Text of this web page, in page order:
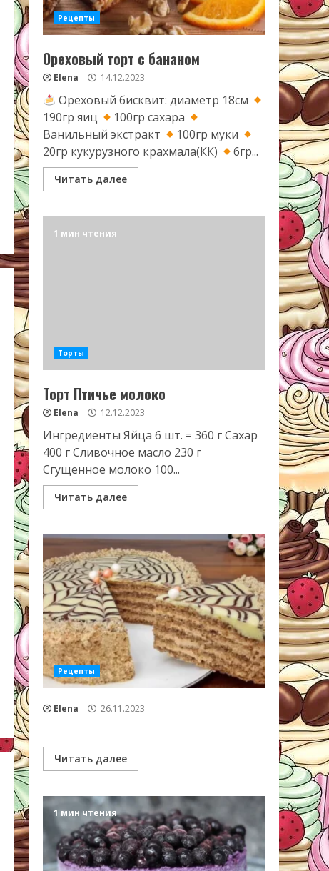
Рецепты
Ореховый торт с бананом
Elena 14.12.2023
Ореховый бисквит: диаметр 18см
190гр яиц
100гр сахара
Ванильный экстракт
100гр муки
20гр кукурузного крахмала(КК)
6гр...
Читать далее
1 мин чтения
Торты
Торт Птичье молоко
Elena 12.12.2023
Ингредиенты Яйца 6 шт. = 360 г Сахар
400 г Сливочное масло 230 г
Сгущенное молоко 100...
Читать далее
Рецепты
Elena 26.11.2023
Читать далее
1 мин чтения